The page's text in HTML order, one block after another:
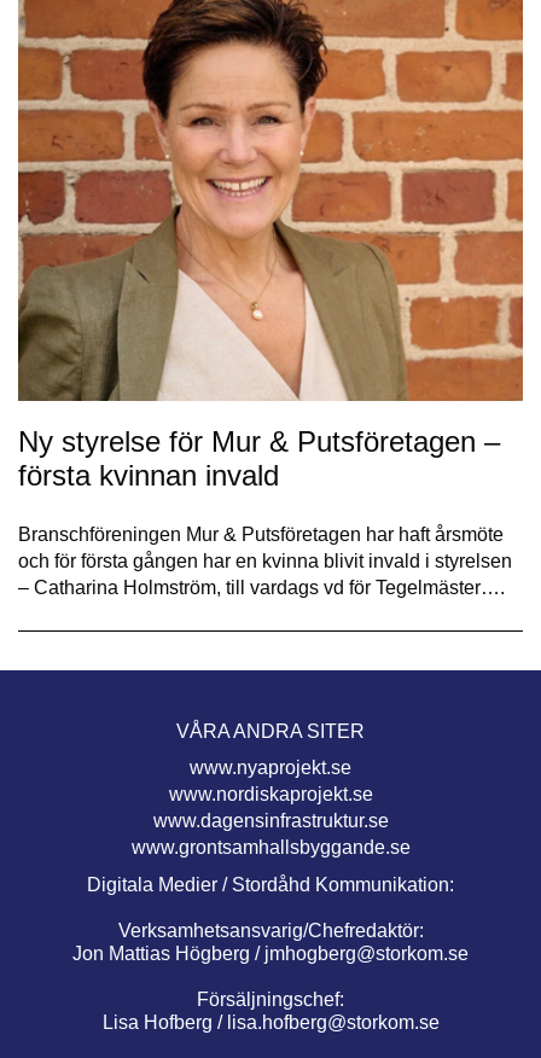
Ny styrelse för Mur & Putsföretagen –
första kvinnan invald
Branschföreningen Mur & Putsföretagen har haft årsmöte
och för första gången har en kvinna blivit invald i styrelsen
– Catharina Holmström, till vardags vd för Tegelmäster….
VÅRA ANDRA SITER
www.nyaprojekt.se
www.nordiskaprojekt.se
www.dagensinfrastruktur.se
www.grontsamhallsbyggande.se
Digitala Medier / Stordåhd Kommunikation:
Verksamhetsansvarig/Chefredaktör:
Jon Mattias Högberg / jmhogberg@storkom.se
Försäljningschef:
Lisa Hofberg / lisa.hofberg@storkom.se